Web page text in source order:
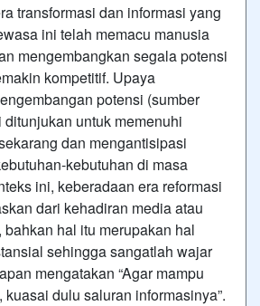
transformasi dan informasi yang
ini telah memacu manusia
mengembangkan segala potensi
kompetitif. Upaya
potensi (sumber
untuk memenuhi
dan mengantisipasi
kebutuhan di masa
ini, keberadaan era reformasi
dari kehadiran media atau
hal itu merupakan hal
sehingga sangatlah wajar
mengatakan “Agar mampu
dulu saluran informasinya”.